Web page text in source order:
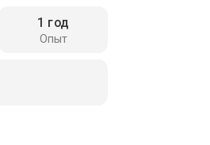
Опыт
1 год